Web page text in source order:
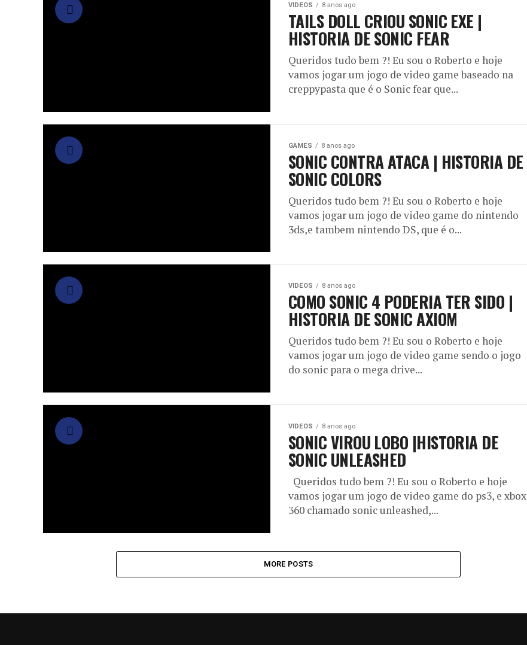
VIDEOS 8 anos ago
TAILS DOLL CRIOU SONIC EXE |
HISTORIA DE SONIC FEAR
Queridos tudo bem ?! Eu sou o Roberto e hoje
vamos jogar um jogo de video game baseado na
creppypasta que é o Sonic fear que...
GAMES 8 anos ago
SONIC CONTRA ATACA | HISTORIA DE
SONIC COLORS
Queridos tudo bem ?! Eu sou o Roberto e hoje
vamos jogar um jogo de video game do nintendo
3ds,e tambem nintendo DS, que é o...
VIDEOS 8 anos ago
COMO SONIC 4 PODERIA TER SIDO |
HISTORIA DE SONIC AXIOM
Queridos tudo bem ?! Eu sou o Roberto e hoje
vamos jogar um jogo de video game sendo o jogo
do sonic para o mega drive...
VIDEOS 8 anos ago
SONIC VIROU LOBO |HISTORIA DE
SONIC UNLEASHED
Queridos tudo bem ?! Eu sou o Roberto e hoje
vamos jogar um jogo de video game do ps3, e xbox
360 chamado sonic unleashed,...
MORE POSTS